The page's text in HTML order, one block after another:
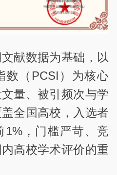
献数据为基础，以
数（PCSI）为核心
量、被引频次与学
全国高校，入选者
1%，门槛严苛、竞
高校学术评价的重